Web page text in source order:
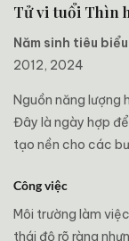
Tử vi tuổi Thìn
Năm sinh tiêu
2012, 2024
Nguồn năng lượng
Đây là ngày hợp
tạo nền cho các
Công việc
Môi trường làm
thái độ rõ ràng